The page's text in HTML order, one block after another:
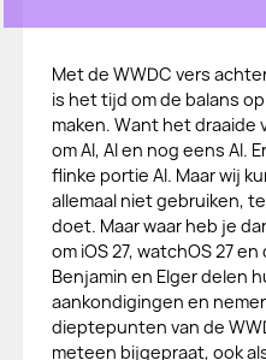
Met de WWDC vers
is het tijd om de balans
maken. Want het draaide
om AI, AI en nog eens AI.
flinke portie AI. Maar wij
allemaal niet gebruiken,
doet. Maar waar heb je
om iOS 27, watchOS 27
Benjamin en Elger delen
aankondigingen en
dieptepunten van de
meteen bijgepraat, ook